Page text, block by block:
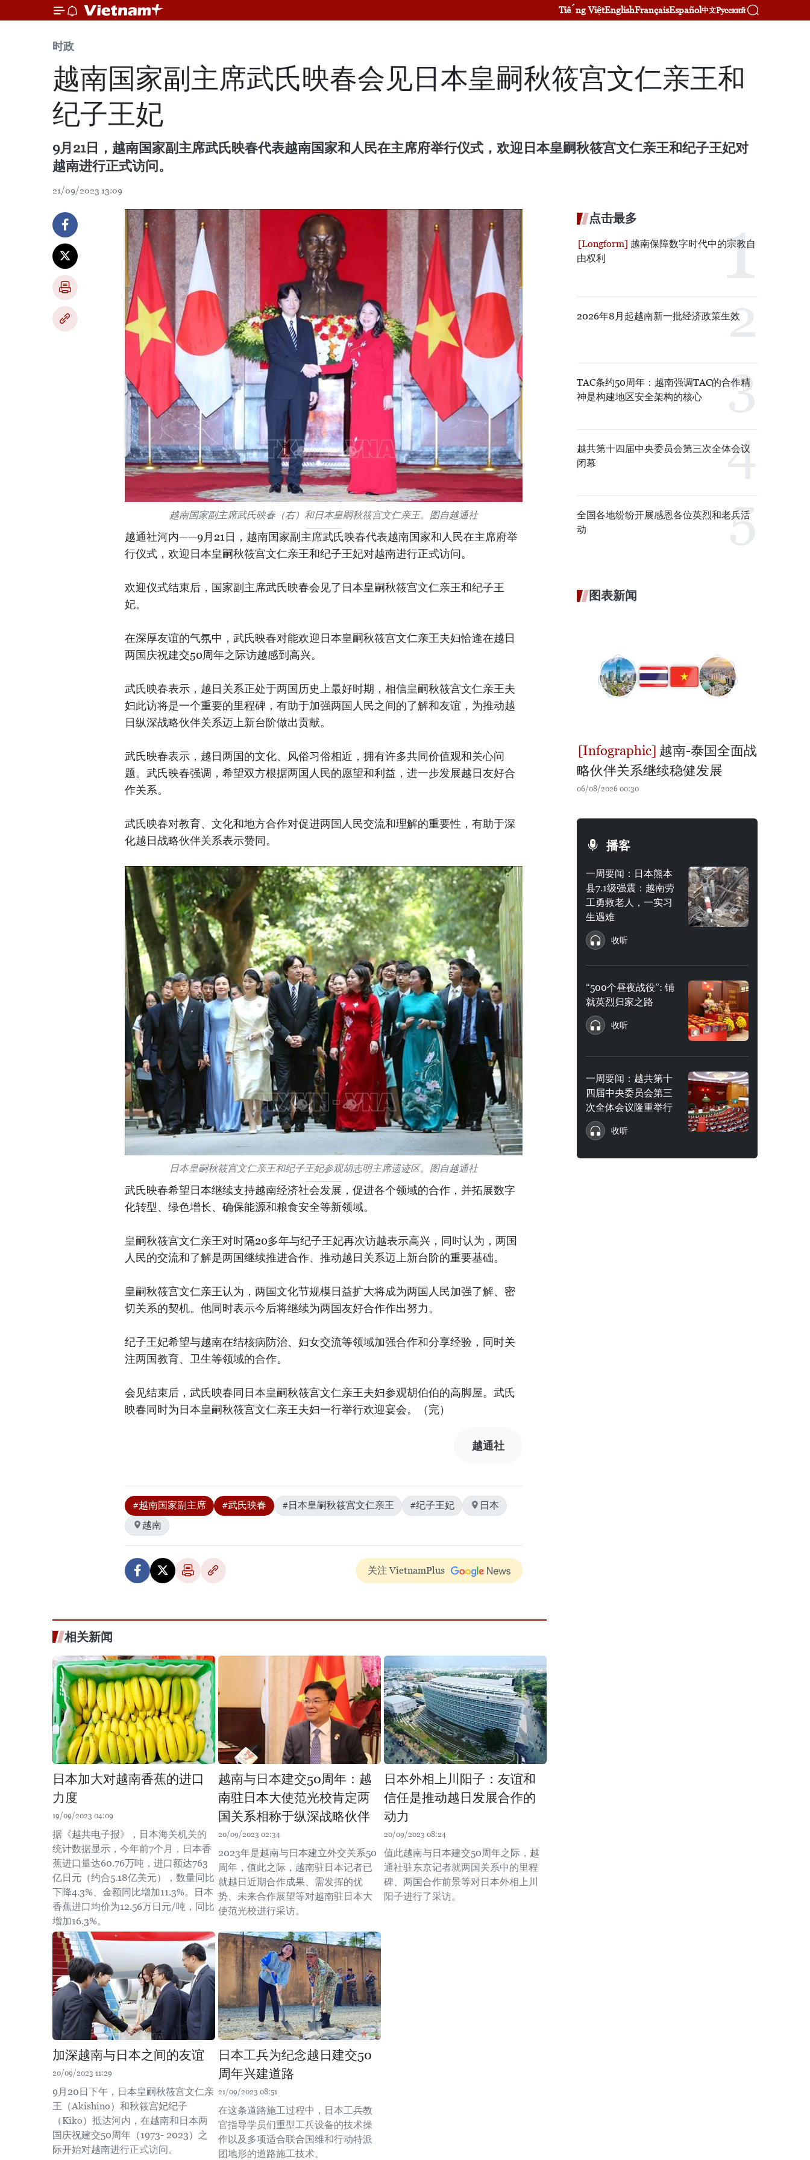
Tiếng ViệtEnglishFrançaisEspañol中文Русский
时政
越南国家副主席武氏映春会见日本皇嗣秋筱宫文仁亲王和
纪子王妃
9月21日，越南国家副主席武氏映春代表越南国家和人民在主席府举行仪式，欢迎日本皇嗣秋筱宫文仁亲王和纪子王妃对
越南进行正式访问。
21/09/2023 13:09
越南国家副主席武氏映春（右）和日本皇嗣秋筱宫文仁亲王。图自越通社
越通社河内——9月21日，越南国家副主席武氏映春代表越南国家和人民在主席府举
行仪式，欢迎日本皇嗣秋筱宫文仁亲王和纪子王妃对越南进行正式访问。
欢迎仪式结束后，国家副主席武氏映春会见了日本皇嗣秋筱宫文仁亲王和纪子王
妃。
在深厚友谊的气氛中，武氏映春对能欢迎日本皇嗣秋筱宫文仁亲王夫妇恰逢在越日
两国庆祝建交50周年之际访越感到高兴。
武氏映春表示，越日关系正处于两国历史上最好时期，相信皇嗣秋筱宫文仁亲王夫
妇此访将是一个重要的里程碑，有助于加强两国人民之间的了解和友谊，为推动越
日纵深战略伙伴关系迈上新台阶做出贡献。
武氏映春表示，越日两国的文化、风俗习俗相近，拥有许多共同价值观和关心问
题。武氏映春强调，希望双方根据两国人民的愿望和利益，进一步发展越日友好合
作关系。
武氏映春对教育、文化和地方合作对促进两国人民交流和理解的重要性，有助于深
化越日战略伙伴关系表示赞同。
日本皇嗣秋筱宫文仁亲王和纪子王妃参观胡志明主席遗迹区。图自越通社
武氏映春希望日本继续支持越南经济社会发展，促进各个领域的合作，并拓展数字
化转型、绿色增长、确保能源和粮食安全等新领域。
皇嗣秋筱宫文仁亲王对时隔20多年与纪子王妃再次访越表示高兴，同时认为，两国
人民的交流和了解是两国继续推进合作、推动越日关系迈上新台阶的重要基础。
皇嗣秋筱宫文仁亲王认为，两国文化节规模日益扩大将成为两国人民加强了解、密
切关系的契机。他同时表示今后将继续为两国友好合作作出努力。
纪子王妃希望与越南在结核病防治、妇女交流等领域加强合作和分享经验，同时关
注两国教育、卫生等领域的合作。
会见结束后，武氏映春同日本皇嗣秋筱宫文仁亲王夫妇参观胡伯伯的高脚屋。武氏
映春同时为日本皇嗣秋筱宫文仁亲王夫妇一行举行欢迎宴会。（完）
越通社
#越南国家副主席 #武氏映春 #日本皇嗣秋筱宫文仁亲王 #纪子王妃
日本
越南
关注 VietnamPlus
相关新闻
日本加大对越南香蕉的进口
力度
19/09/2023 04:09
据《越共电子报》，日本海关机关的
统计数据显示，今年前7个月，日本香
蕉进口量达60.76万吨，进口额达763
亿日元（约合5.18亿美元），数量同比
下降4.3%、金额同比增加11.3%。日本
香蕉进口均价为12.56万日元/吨，同比
增加16.3%。
越南与日本建交50周年：越
南驻日本大使范光校肯定两
国关系相称于纵深战略伙伴
20/09/2023 02:34
2023年是越南与日本建立外交关系50
周年，值此之际，越南驻日本记者已
就越日近期合作成果、需发挥的优
势、未来合作展望等对越南驻日本大
使范光校进行采访。
日本外相上川阳子：友谊和
信任是推动越日发展合作的
动力
20/09/2023 08:24
值此越南与日本建交50周年之际，越
通社驻东京记者就两国关系中的里程
碑、两国合作前景等对日本外相上川
阳子进行了采访。
加深越南与日本之间的友谊
20/09/2023 11:29
9月20日下午，日本皇嗣秋筱宫文仁亲
王（Akishino）和秋筱宫妃纪子
（Kiko）抵达河内，在越南和日本两
国庆祝建交50周年（1973- 2023）之
际开始对越南进行正式访问。
日本工兵为纪念越日建交50
周年兴建道路
21/09/2023 08:51
在这条道路施工过程中，日本工兵教
官指导学员们重型工兵设备的技术操
作以及多项适合联合国维和行动特派
团地形的道路施工技术。
点击最多
越南保障数字时代中的宗教自
由权利
2026年8月起越南新一批经济政策生效
TAC条约50周年：越南强调TAC的合作精
神是构建地区安全架构的核心
越共第十四届中央委员会第三次全体会议
闭幕
全国各地纷纷开展感恩各位英烈和老兵活
动
图表新闻
越南-泰国全面战
略伙伴关系继续稳健发展
06/08/2026 00:30
播客
一周要闻：日本熊本
县7.1级强震：越南劳
工勇救老人，一实习
生遇难
收听
“500个昼夜战役”: 铺
就英烈归家之路
收听
一周要闻：越共第十
四届中央委员会第三
次全体会议隆重举行
收听